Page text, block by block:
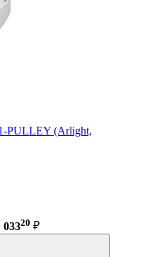
PULLEY (Arlight,
03320 ₽